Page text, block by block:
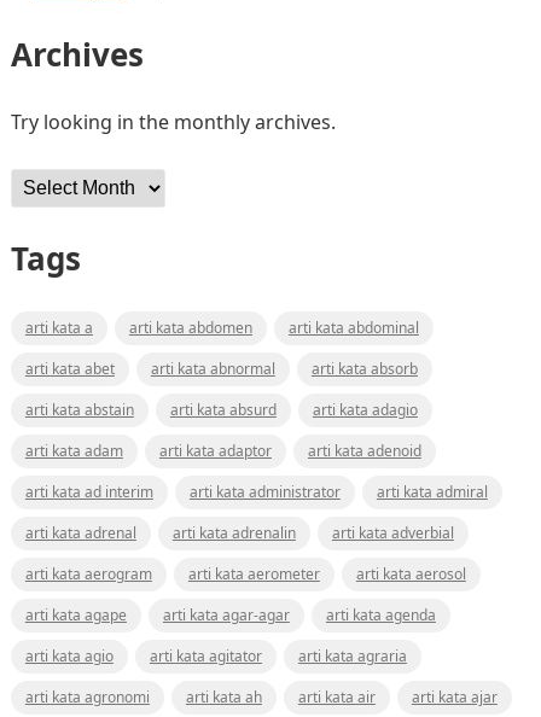
Archives
Try looking in the monthly archives.
Archives
Tags
arti kata a arti kata abdomen
arti kata abdominal
arti kata abet
arti kata abnormal
arti kata absorb
arti kata abstain
arti kata absurd
arti kata adagio
arti kata adam
arti kata adaptor
arti kata adenoid
arti kata ad interim
arti kata administrator
arti kata admiral
arti kata adrenal
arti kata adrenalin
arti kata adverbial
arti kata aerogram
arti kata aerometer
arti kata aerosol
arti kata agape
arti kata agar-agar
arti kata agenda
arti kata agio
arti kata agitator
arti kata agraria
arti kata agronomi
arti kata ah arti kata air
arti kata ajar